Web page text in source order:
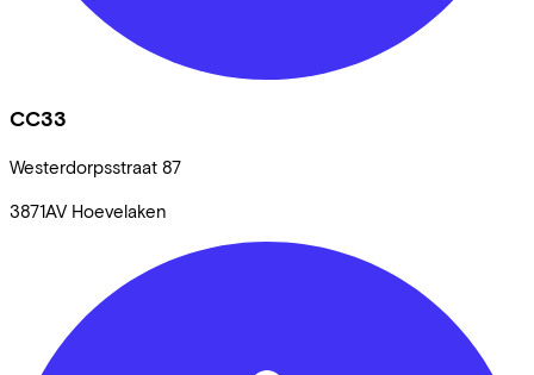
CC33
Westerdorpsstraat 87
3871AV Hoevelaken